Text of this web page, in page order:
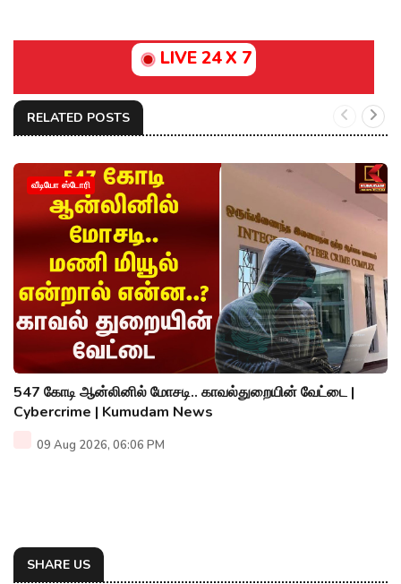
LIVE 24 X 7
RELATED POSTS
வீடியோ ஸ்டோரி
547 கோடி ஆன்லினில் மோசடி.. காவல்துறையின் வேட்டை |
Cybercrime | Kumudam News
09 Aug 2026, 06:06 PM
SHARE US